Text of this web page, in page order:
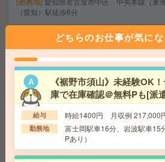
（愛知）駅徒歩6分
給与即払いOK！高時給！土日休み！
荷業務[派遣]
給 与 時給1500円
交通費 交通費支給有り
勤務地 大場駅～車8分 ※車通勤・バイク通
給与即払いOK！高時給！土日休み
遣]
どちらのお仕事が気に
《裾野市須山》未経験OK
庫で在庫確認＠無料Pも[派
給与 時給1400円 月収例 217,000
勤務地
富士岡駅車16分、岩波駅車15
Pあり）